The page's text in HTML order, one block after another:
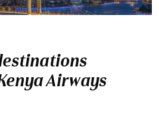
Airways